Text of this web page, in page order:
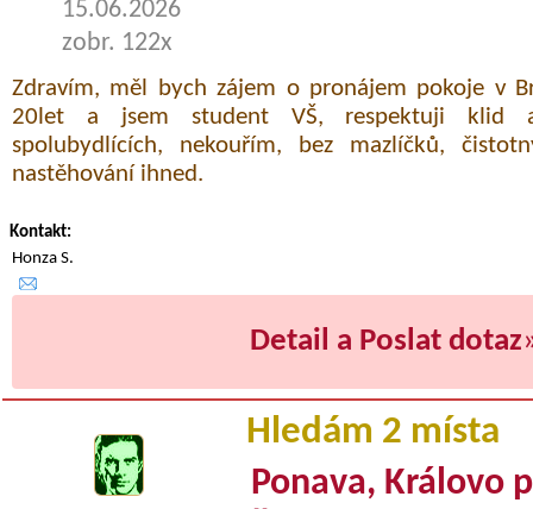
15.06.2026
zobr. 122x
Zdravím, měl bych zájem o pronájem pokoje v
20let a jsem student VŠ, respektuji klid
spolubydlících, nekouřím, bez mazlíčků,
nastěhování ihned.
Kontakt:
Honza S.
Detail a Poslat dotaz
Hledám 2 místa
Ponava, Královo